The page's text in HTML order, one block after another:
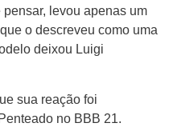
levou apenas um
o descreveu como uma
deixou Luigi
sua reação foi
no BBB 21.